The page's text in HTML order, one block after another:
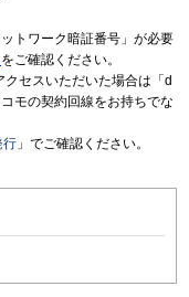
トワーク暗証番号」が必要
をご確認ください。
セスいただいた場合は「d
モの契約回線をお持ちでな
行 」でご確認ください。